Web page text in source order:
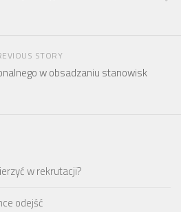
STORY
w obsadzaniu stanowisk
w rekrutacji?
odejść